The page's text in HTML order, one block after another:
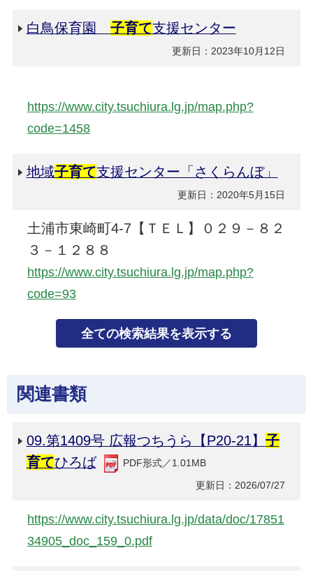
白鳥保育園 子育て支援センター
更新日：2023年10月12日
https://www.city.tsuchiura.lg.jp/map.php?
code=1458
地域子育て支援センター「さくらんぼ」
更新日：2020年5月15日
土浦市東崎町4-7【ＴＥＬ】０２９－８２
３－１２８８
https://www.city.tsuchiura.lg.jp/map.php?
code=93
関連書類
09.第1409号 広報つちうら【P20-21】 子
育てひろば PDF形式／1.01MB
更新日：2026/07/27
https://www.city.tsuchiura.lg.jp/data/doc/17851
34905_doc_159_0.pdf